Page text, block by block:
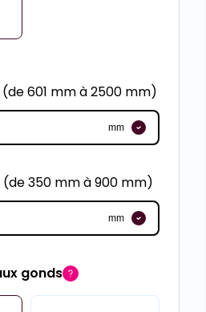
601 mm à 2500 mm)
mm
350 mm à 900 mm)
mm
gonds